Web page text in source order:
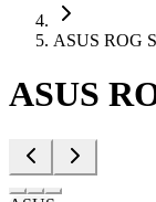
ASUS ROG
ASUS